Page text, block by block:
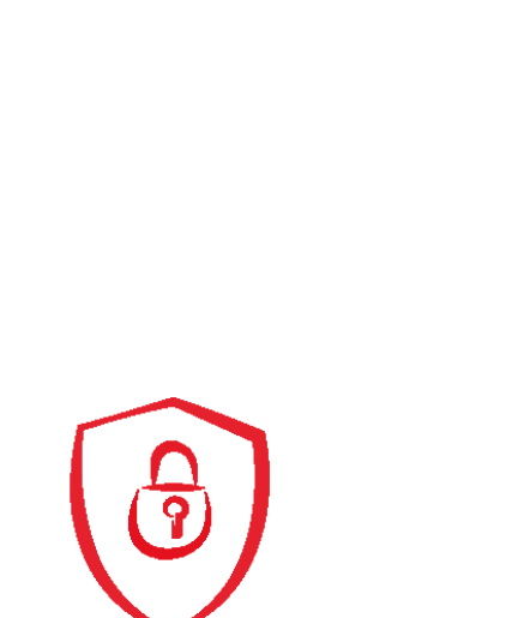
ISMS-Beratung & Umsetzung nach
ISO 27001:Von der Analyse bis zur
Einführung und Optimierung
Compliance &